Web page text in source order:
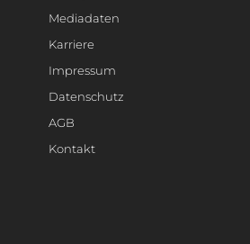
Mediadaten
Karriere
Impressum
Datenschutz
AGB
Kontakt